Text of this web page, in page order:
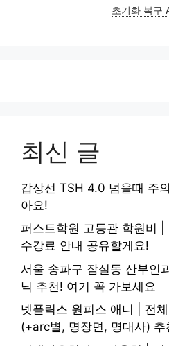
초기화 복구
최신 글
갑상선 TSH 4.0 넘을때 주
아요!
퍼스트학원 고등관 학원비
수강료 안내 공유할게요!
서울 송파구 잠실동 산부인
닉 추천! 여기 꼭 가보세요
넷플릭스 원피스 애니 | 전
(+arc별, 명장면, 명대사) 추